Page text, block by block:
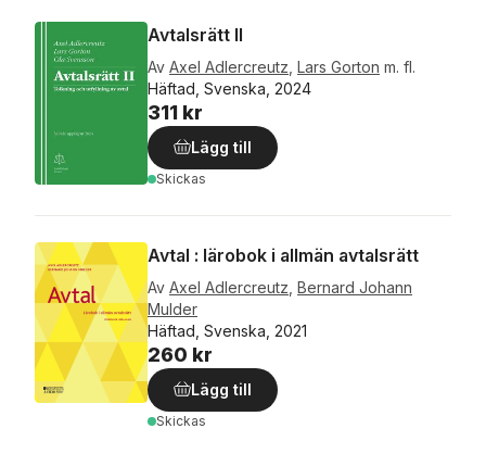
Avtalsrätt II
Av Axel Adlercreutz Lars Gorton m. fl.
Häftad, Svenska, 2024
311 kr
Lägg till
Skickas
Avtal : lärobok i allmän avtalsrätt
Av Axel Adlercreutz Bernard Johann
Mulder
Häftad, Svenska, 2021
260 kr
Lägg till
Skickas